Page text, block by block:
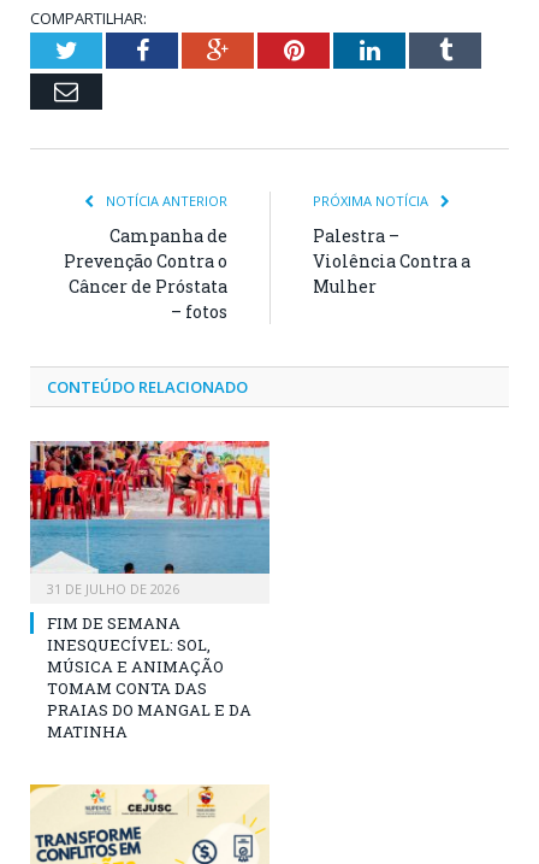
COMPARTILHAR:
TwitterFacebookGoogle+PinterestLinkedInTumblr
Email
NOTÍCIA ANTERIOR
Campanha de
Prevenção Contra o
Câncer de Próstata
– fotos
PRÓXIMA NOTÍCIA
Palestra –
Violência Contra a
Mulher
CONTEÚDO RELACIONADO
31 DE JULHO DE 2026
FIM DE SEMANA
INESQUECÍVEL: SOL,
MÚSICA E ANIMAÇÃO
TOMAM CONTA DAS
PRAIAS DO MANGAL E DA
MATINHA